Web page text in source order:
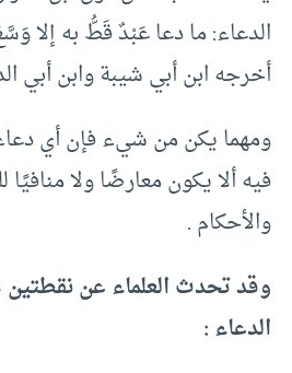
الدعاء: ما دعا عَبْدٌ قَطُّ به إلا
أخرجه ابن أبي شيبة وابن أبي
ومهما يكن من شيء فإن أي
فيه ألا يكون معارضًا ولا
والأحكام .
وقد تحدث العلماء عن
الدعاء :